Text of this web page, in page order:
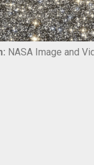
NASA Image and